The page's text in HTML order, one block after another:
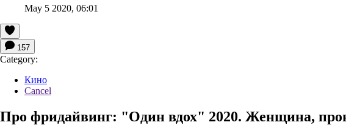
May 5 2020, 06:01
157
Category:
Кино
Cancel
Про фридайвинг: "Один вдох" 2020. Женщина,